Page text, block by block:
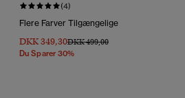
(4)
Flere Farver Tilgængelige
DKK 349,30Pris Nedsat Fra
DKK 499,00Til
Du Sparer 30%